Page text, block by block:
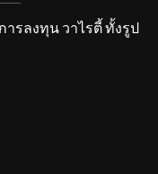
ารลงทุน วาไรตี้ ทั้งรูป